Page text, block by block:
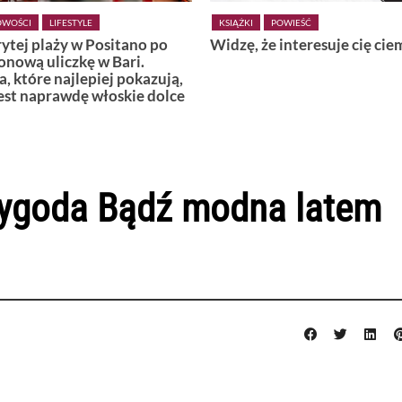
POWIEŚĆ
że interesuje cię ciemność
KSIĄŻKI POWIEŚĆ
Wiedźmy z Vardø
Bądź modna latem